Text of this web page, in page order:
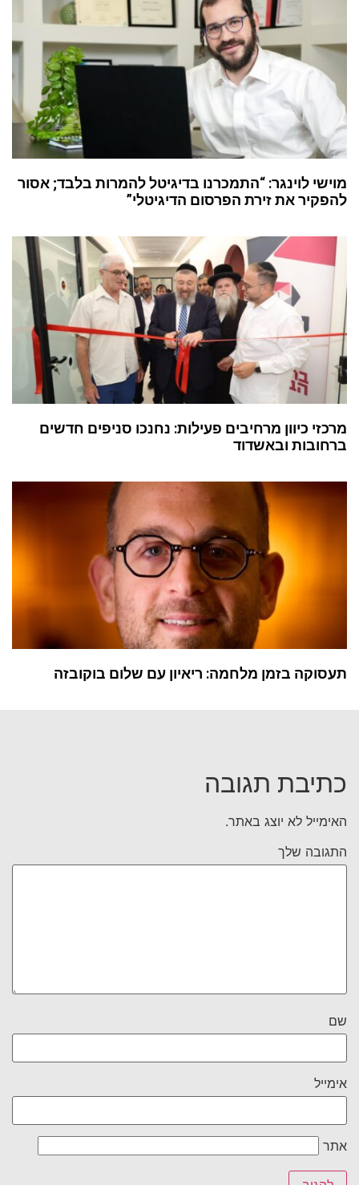
מוישי לוינגר: “התמכרנו בדיגיטל להמרות בלבד; אסור
להפקיר את זירת הפרסום הדיגיטלי”
מרכזי כיוון מרחיבים פעילות: נחנכו סניפים חדשים
ברחובות ובאשדוד
תעסוקה בזמן מלחמה: ריאיון עם שלום בוקובזה
כתיבת תגובה
האימייל לא יוצג באתר.
התגובה שלך
שם
אימייל
אתר